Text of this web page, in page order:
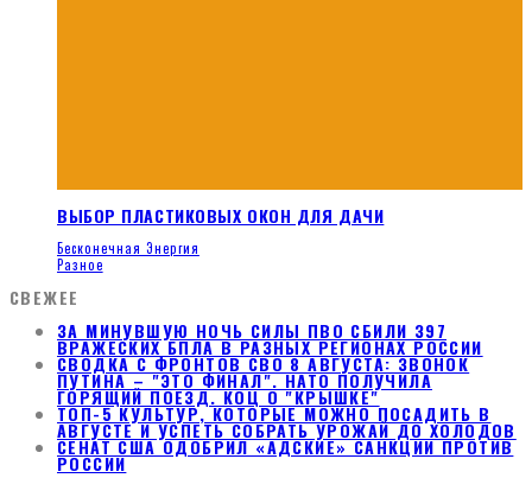
ВЫБОР ПЛАСТИКОВЫХ ОКОН ДЛЯ ДАЧИ
Бесконечная Энергия
Разное
СВЕЖЕЕ
ЗА МИНУВШУЮ НОЧЬ СИЛЫ ПВО СБИЛИ 397
ВРАЖЕСКИХ БПЛА В РАЗНЫХ РЕГИОНАХ РОССИИ
СВОДКА С ФРОНТОВ СВО 8 АВГУСТА: ЗВОНОК
ПУТИНА – "ЭТО ФИНАЛ". НАТО ПОЛУЧИЛА
ГОРЯЩИЙ ПОЕЗД. КОЦ О "КРЫШКЕ"
ТОП-5 КУЛЬТУР, КОТОРЫЕ МОЖНО ПОСАДИТЬ В
АВГУСТЕ И УСПЕТЬ СОБРАТЬ УРОЖАЙ ДО ХОЛОДОВ
СЕНАТ США ОДОБРИЛ «АДСКИЕ» САНКЦИИ ПРОТИВ
РОССИИ